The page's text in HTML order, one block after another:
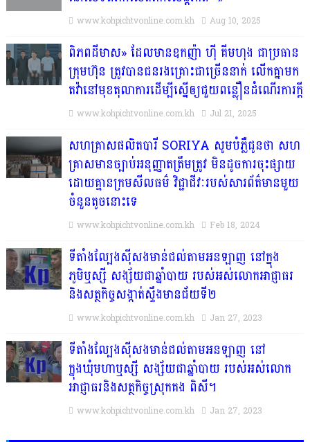
www.kohpichtvonline.com.kh Aug 10, 2025
ពិភពដីមាស» ដែលមានឧកញ៉ា ហ៊ី គីមហុង ជាប្រធាន
ក្រុមហ៊ុន ត្រូវបានជនរងគ្រោះជាច្រើននាក់ លើកគ្នាមក
តវ៉ានៅមុខតុលាការដើម្បីស្នើឲ្យជួយពន្លឿនដំណើរការក្ដី
www.kohpichtvonline.com.kh Jul 21, 2025
សហគ្រាសផលិតបារី SORIYA សូមបំភ្លឺជូនថា សហ
គ្រាសមានច្បាប់អនុញ្ញាតត្រឹមត្រូវ មិនដូចការចុះផ្សាយ
ដោយគ្មានក្រមសីលធម៌ វិជ្ជាជីវៈរបស់សារព័ត៌មានមួយ
ចំនួនតូចនោះទេ
www.kohpichtvonline.com.kh Feb 18, 2024
ទីតាំងល្បែងស៊ីសងមាន់ជល់តាមអនឡាញ នៅក្នុង
ភូមិឬស្សី សង្ស័យជាឆ្នាំបាយ របស់អស់លោកអាជ្ញាធរ
និងសត្ថកិច្ចសង្កាត់ស្ទឹងមានជ័យទី២
www.kohpichtvonline.com.kh Jan 27, 2023
ទីតាំងល្បែងស៊ីសងមាន់ជល់តាមអនឡាញ នៅ
ក្នុងឃុំមហាឬស្សី សង្ស័យជាឆ្នាំបាយ របស់អស់លោក
អាជ្ញាធរនិងសត្ថកិច្ចស្រុកគង ពិសី។
www.kohpichtvonline.com.kh Jan 27, 2023